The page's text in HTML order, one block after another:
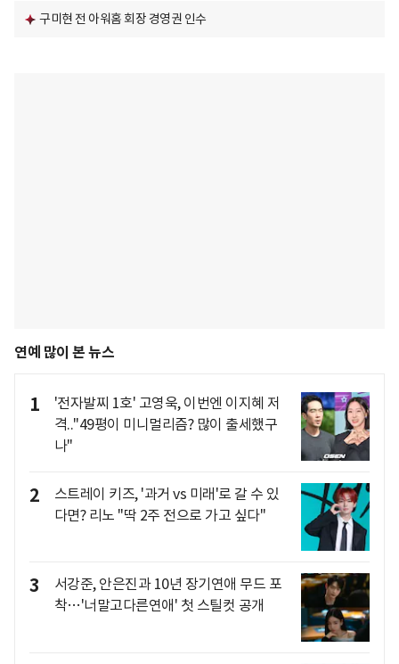
구미현 전 아워홈 회장 경영권 인수
연예 많이 본 뉴스
1
'전자발찌 1호' 고영욱, 이번엔 이지혜 저
격.."49평이 미니멀리즘? 많이 출세했구
나"
2
스트레이 키즈, '과거 vs 미래'로 갈 수 있
다면? 리노 "딱 2주 전으로 가고 싶다"
3
서강준, 안은진과 10년 장기연애 무드 포
착…'너말고다른연애' 첫 스틸컷 공개